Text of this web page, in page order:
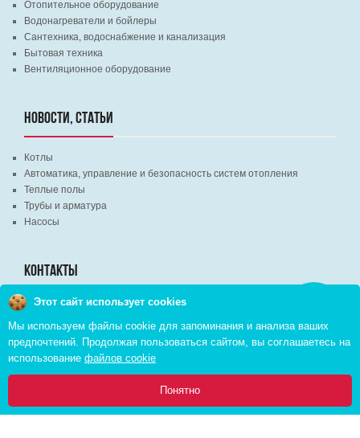
Главная Каталог Инфо Избранное Корзина:
Отопительное оборудование
Водонагреватели и бойлеры
Сантехника, водоснабжение и канализация
Бытовая техника
Вентиляционное оборудование
НОВОСТИ, СТАТЬИ
Котлы
Автоматика, управление и безопасность систем отопления
Теплые полы
Трубы и арматура
Насосы
КОНТАКТЫ
г. Минск, ВЦ "Экспобел", строительный рынок, павильон № 8c
г. Минск, ул. М. Лынькова, д. 35, пом. 199
+375 (29) 110-46-46 (А1)
+375 (29) 373-90-16 (A1)
Этот сайт использует cookies
Мы используем файлы cookie для запоминания и анализа ваших
предпочтений. Продолжая пользоваться сайтом, вы соглашаетесь на
использование файлов cookie
Понятно